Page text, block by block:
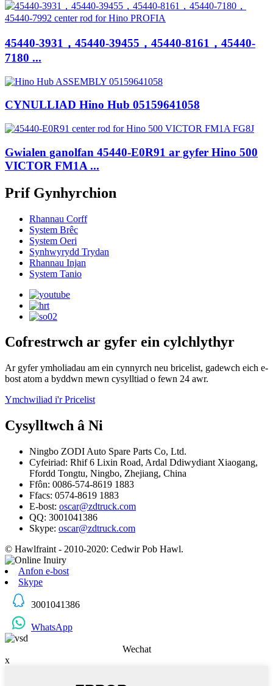
45440-3931，45440-39455，45440-8161，45440-
7180 ​​...
CYNULLIAD Hino Hub 05159641058
Gwialen ganolfan 45440-E0R91 ar gyfer Hino 500
VICTOR FM1A ...
Prif Gynhyrchion
Rhannau Corff
System Brêc
System Oeri
Synhwyrydd Trydan
Rhannau Injan
System Tanio
Cofrestrwch ar gyfer ein cylchlythyr
Ar gyfer ymholiadau am ein cynnyrch neu bricelist, gadewch eich e-
bost atom a byddwn mewn cysylltiad o fewn 24 awr.
Ymchwiliad i'r Pricelist
Cysylltwch â Ni
Ningbo ZODI Auto Spare Parts Co, Ltd.
Cyfeiriad: Rhif 6 Lixin Road, Ardal Ddiwydiant Xiaogang,
Ffordd Tongtu, Ningbo, Zhejiang, China
Ffôn: 0086-574-8619 1883
Ffacs: 0574-8619 1883
E-bost: oscar@zdtruck.com
QQ: 3001041386
Skype: oscar@zdtruck.com
© Hawlfraint - 2010-2020: Cedwir Pob Hawl.
Anfon e-bost
Skype
3001041386
WhatsApp
Wechat
x